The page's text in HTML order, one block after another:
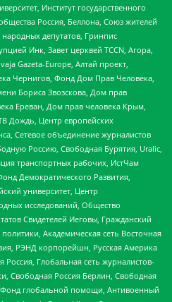
Институт государственного
Россия, Беллона, Союз жителей
депутатов, Гринпис
Инк, Завет церквей TCCN, Агора,
Gazeta-Europe, Алтай проект,
Чернигов, Фонд Дом Прав Человека,
Бориса Звозскова, Дом прав
Ереван, Дом прав человека Крым,
Дождь, Центр европейских
Сетевое объединение журналистов
Россию, Свободная Бурятия, Uralic,
транспортных рабочих, ИстЧам
Демократического Развития,
университет, Центр
исследований, Общество
Свидетелей Иеговы, Гражданский
Академическая сеть Восточная
РЭНД корпорейшн, Русская Америка
Глобальная сеть журналистов-
Свободная Россия Берлин, Свободная
глобальной помощи, Антивоенный